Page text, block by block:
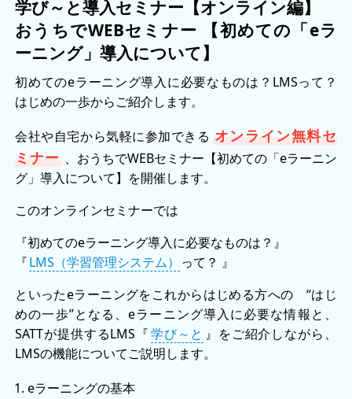
学び～と導入セミナー【オンライン編】
おうちでWEBセミナー 【初めての「eラ
ーニング」導入について】
初めてのeラーニング導入に必要なものは？LMSって？
はじめの一歩からご紹介します。
会社や自宅から気軽に参加できる オンライン無料セ
ミナー 、おうちでWEBセミナー【初めての「eラーニン
グ」導入について】を開催します。
このオンラインセミナーでは
『初めてのeラーニング導入に必要なものは？』
『LMS（学習管理システム） って？ 』
といったeラーニングをこれからはじめる方への “はじ
めの一歩”となる、eラーニング導入に必要な情報と、
SATTが提供するLMS『学び～と 』をご紹介しながら、
LMSの機能についてご説明します。
eラーニングの基本